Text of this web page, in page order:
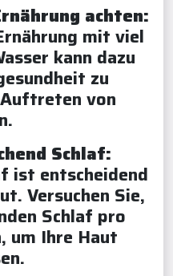
achten:
mit viel
kann dazu
zu
von
Schlaf:
ist entscheidend
Versuchen Sie,
Schlaf pro
um Ihre Haut